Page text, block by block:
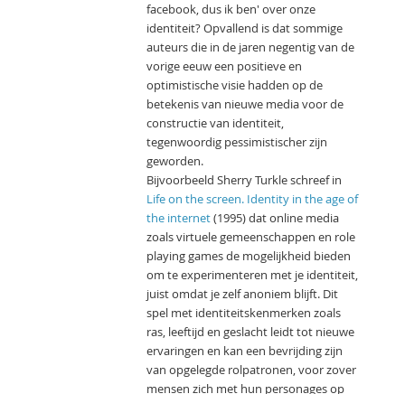
facebook, dus ik ben' over onze
identiteit? Opvallend is dat sommige
auteurs die in de jaren negentig van de
vorige eeuw een positieve en
optimistische visie hadden op de
betekenis van nieuwe media voor de
constructie van identiteit,
tegenwoordig pessimistischer zijn
geworden.
Bijvoorbeeld Sherry Turkle schreef in
Life on the screen. Identity in the age of
the internet(1995) dat online media
zoals virtuele gemeenschappen en role
playing games de mogelijkheid bieden
om te experimenteren met je identiteit,
juist omdat je zelf anoniem blijft. Dit
spel met identiteitskenmerken zoals
ras, leeftijd en geslacht leidt tot nieuwe
ervaringen en kan een bevrijding zijn
van opgelegde rolpatronen, voor zover
mensen zich met hun personages op